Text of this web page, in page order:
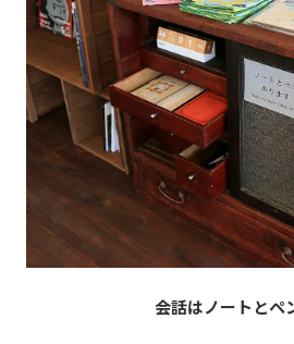
会話はノートとペ